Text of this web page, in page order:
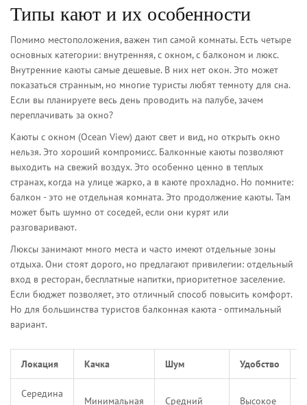
Типы кают и их особенности
Помимо местоположения, важен тип самой комнаты. Есть четыре
основных категории: внутренняя, с окном, с балконом и люкс.
Внутренние каюты самые дешевые. В них нет окон. Это может
показаться странным, но многие туристы любят темноту для сна.
Если вы планируете весь день проводить на палубе, зачем
переплачивать за окно?
Каюты с окном (Ocean View) дают свет и вид, но открыть окно
нельзя. Это хороший компромисс. Балконные каюты позволяют
выходить на свежий воздух. Это особенно ценно в теплых
странах, когда на улице жарко, а в каюте прохладно. Но помните:
балкон - это не отдельная комната. Это продолжение каюты. Там
может быть шумно от соседей, если они курят или
разговаривают.
Люксы занимают много места и часто имеют отдельные зоны
отдыха. Они стоят дорого, но предлагают привилегии: отдельный
вход в ресторан, бесплатные напитки, приоритетное заселение.
Если бюджет позволяет, это отличный способ повысить комфорт.
Но для большинства туристов балконная каюта - оптимальный
вариант.
Локация Качка Шум Удобство
Середина
Минимальная Средний Высокое